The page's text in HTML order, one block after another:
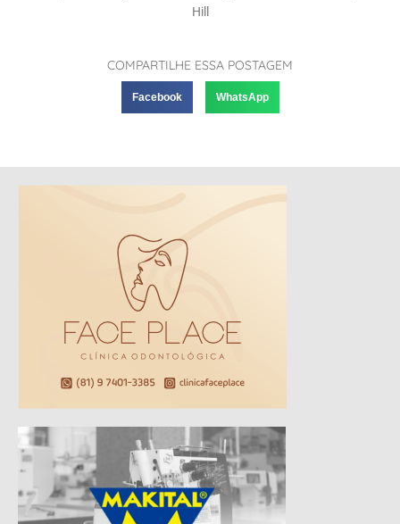
Hill
COMPARTILHE ESSA POSTAGEM
Facebook WhatsApp